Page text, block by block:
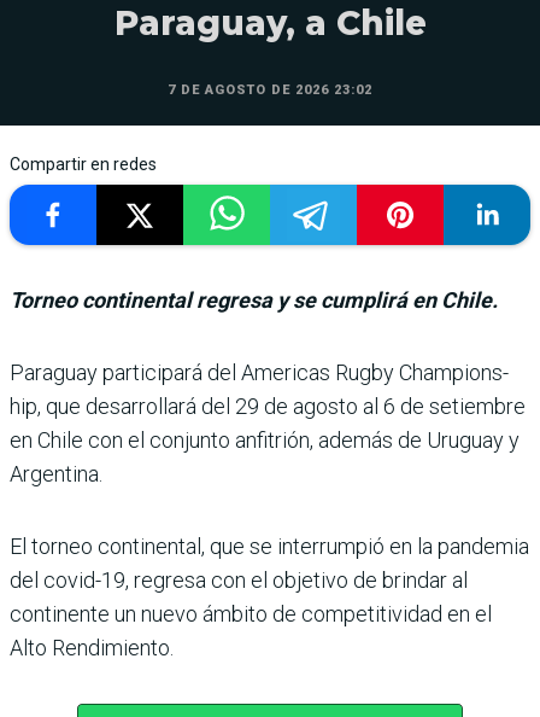
Paraguay, a Chile
7 DE AGOSTO DE 2026 23:02
Compartir en redes
Torneo continental regresa y se cumplirá en Chile.
Paraguay participará del Americas Rugby Champions­
hip, que desarrollará del 29 de agosto al 6 de setiembre
en Chile con el conjunto anfi­trión, además de Uruguay y
Argentina.
El torneo continental, que se interrumpió en la pan­demia
del covid-19, regresa con el objetivo de brindar al
continente un nuevo ámbito de competitividad en el
Alto Rendimiento.